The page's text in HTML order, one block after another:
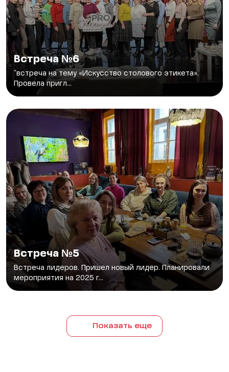
Встреча №6
"встреча на тему «Искусство столового этикета».
Провела пригл...
Встреча №5
Встреча лидеров. Пришел новый лидер. Планировали
мероприятия на 2025 г...
Показать еще